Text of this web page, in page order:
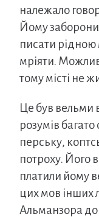
належало
Йому
писати
мріяти.
тому місті не
Це був вельми
розумів
перську,
потроху. Його
платили йому
цих мов інших
Альманзора до